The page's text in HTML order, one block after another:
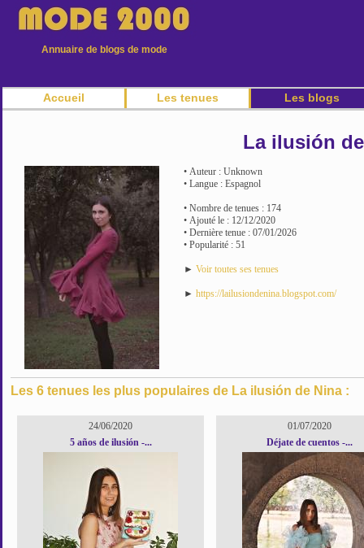
Annuaire de blogs de mode
Accueil Les tenues Les blogs
La ilusión
• Auteur : Unknown
• Langue : Espagnol
• Nombre de tenues : 174
• Ajouté le : 12/12/2020
• Dernière tenue : 07/01/2026
• Popularité : 51
► Voir toutes ses tenues
► https://lailusiondenina.blogspot.com/
Les 6 tenues les plus populaires de La ilusión de Nina :
24/06/2020
5 años de ilusión -...
01/07/2020
Déjate de cuentos -...